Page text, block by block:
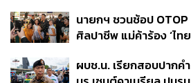
นายกฯ ชวนช้อป OTOP
ศิลปาชีพ แม่ค้าร้อง ‘ไทย
ถามมีต่อไหม นายกฯ ตอบ
ผบช.น. เรียกสอบปากคำ